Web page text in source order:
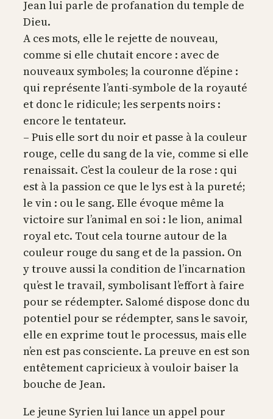
Jean lui parle de profanation du temple de
Dieu.
A ces mots, elle le rejette de nouveau,
comme si elle chutait encore : avec de
nouveaux symboles; la couronne d’épine :
qui représente l’anti-symbole de la royauté
et donc le ridicule; les serpents noirs :
encore le tentateur.
– Puis elle sort du noir et passe à la couleur
rouge, celle du sang de la vie, comme si elle
renaissait. C’est la couleur de la rose : qui
est à la passion ce que le lys est à la pureté;
le vin : ou le sang. Elle évoque même la
victoire sur l’animal en soi : le lion, animal
royal etc. Tout cela tourne autour de la
couleur rouge du sang et de la passion. On
y trouve aussi la condition de l’incarnation
qu’est le travail, symbolisant l’effort à faire
pour se rédempter. Salomé dispose donc du
potentiel pour se rédempter, sans le savoir,
elle en exprime tout le processus, mais elle
n’en est pas consciente. La preuve en est son
entêtement capricieux à vouloir baiser la
bouche de Jean.
Le jeune Syrien lui lance un appel pour